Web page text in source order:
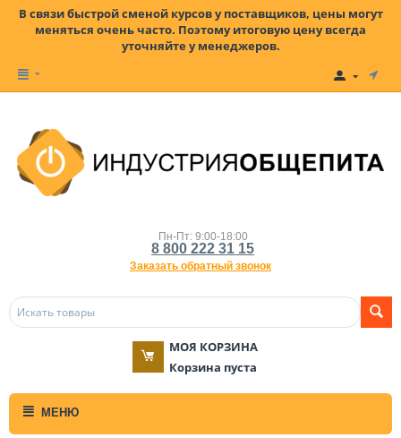
В связи быстрой сменой курсов у поставщиков, цены могут
меняться очень часто. Поэтому итоговую цену всегда
уточняйте у менеджеров.
Пн-Пт: 9:00-18:00
8 800 222 31 15
Заказать обратный звонок
МОЯ КОРЗИНА
Корзина пуста
МЕНЮ